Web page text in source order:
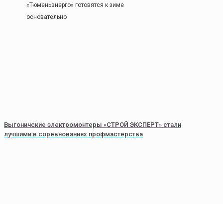
«Тюменьэнерго» готовятся к зиме
основательно
Выгоничские электромонтеры «СТРОЙ ЭКСПЕРТ» стали
лучшими в соревнованиях профмастерства